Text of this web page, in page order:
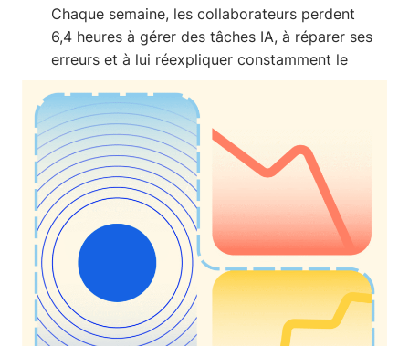
Chaque semaine, les collaborateurs perdent
6,4 heures à gérer des tâches IA, à réparer ses
erreurs et à lui réexpliquer constamment le